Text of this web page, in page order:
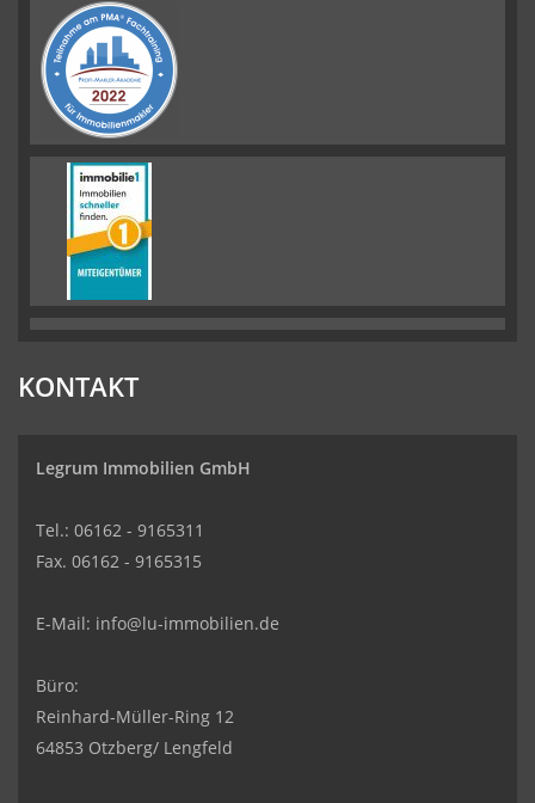
KONTAKT
Legrum Immobilien GmbH
Tel.: 06162 - 9165311
Fax. 06162 - 9165315
E-Mail: info@lu-immobilien.de
Büro:
Reinhard-Müller-Ring 12
64853 Otzberg/ Lengfeld